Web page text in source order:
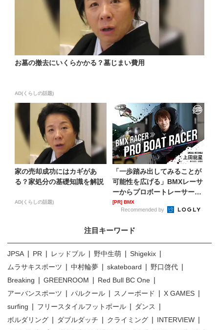
お墓の撤去にいくらかかる？墓じまい費用
AD(くらしの話題)
家の売却成功にはカギがあ
る？家処分の基礎知識を解説
AD(くらしの話題)
「一歩踏み出してみることが
可能性を広げる」BMXレーサ
ーからプロボートレーサー
へ...
[PR] BMX
Recommended by
注目キーワード
JPSA PR レッドブル 野中生萌
Shigekix
ムラサキスポーツ
中村輪夢 skateboard
野口啓代
Breaking
GREENROOM
Red Bull BC One
アーバンスポーツ
パルクール スノーボード
X GAMES
surfing
フリースタイルフットボール
ダンス
ボルダリング
ダブルダッチ クライミング
INTERVIEW